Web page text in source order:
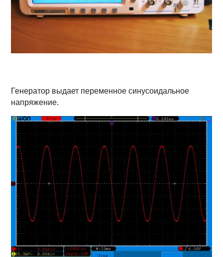
Генератор выдает переменное синусоидальное
напряжение.